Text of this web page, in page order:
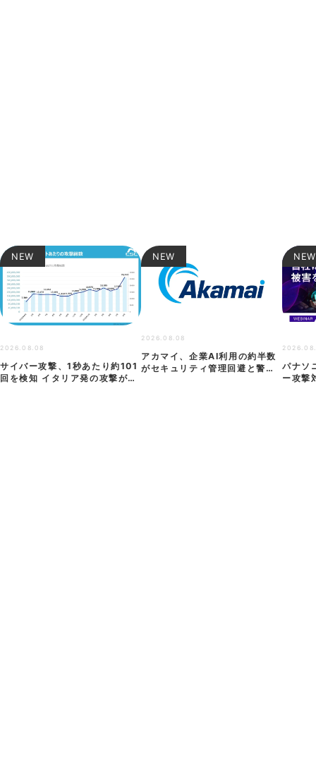
NEW
2026.08.08
サイバー攻撃、1秒あたり約101
回を検知 イタリア発の攻撃が前
NEW
2026.08.08
アカマイ、企業AI利用の約半数
がセキュリティ管理回避と警鐘
NEW
パナソ
ー攻撃